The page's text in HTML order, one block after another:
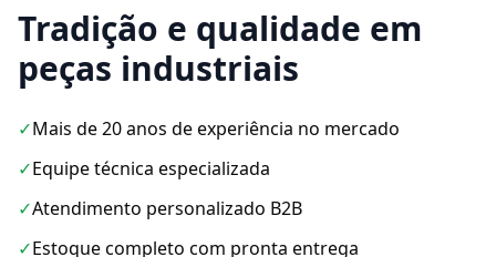
Tradição e qualidade em
peças industriais
✓Mais de 20 anos de experiência no mercado
✓Equipe técnica especializada
✓Atendimento personalizado B2B
✓Estoque completo com pronta entrega